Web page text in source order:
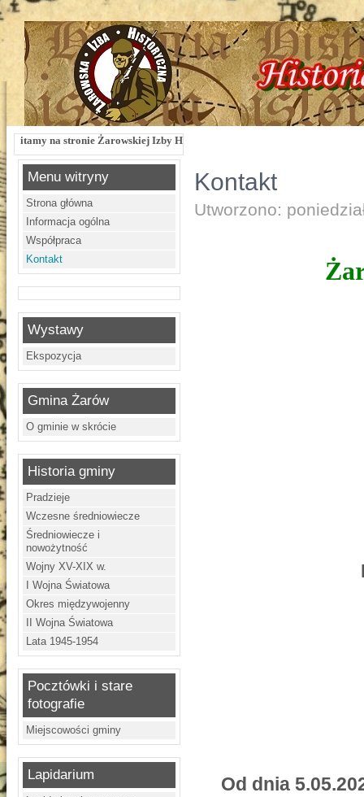
na stronie Żarowskiej Izby Historycznej !!! Żarowska Izba Historyczna, ul.
Menu witryny
Strona główna
Informacja ogólna
Współpraca
Kontakt
Wystawy
Ekspozycja
Gmina Żarów
O gminie w skrócie
Historia gminy
Pradzieje
Wczesne średniowiecze
Średniowiecze i
nowożytność
Wojny XV-XIX w.
I Wojna Światowa
Okres międzywojenny
II Wojna Światowa
Lata 1945-1954
Pocztówki i stare
fotografie
Miejscowości gminy
Lapidarium
Kontakt
Utworzono:
Od dnia